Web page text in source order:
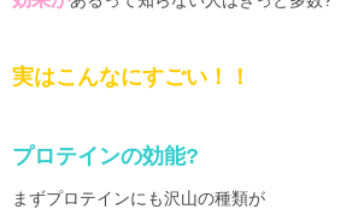
実はこんなにすごい！！
プロテインの効能?
まずプロテインにも沢山の種類が